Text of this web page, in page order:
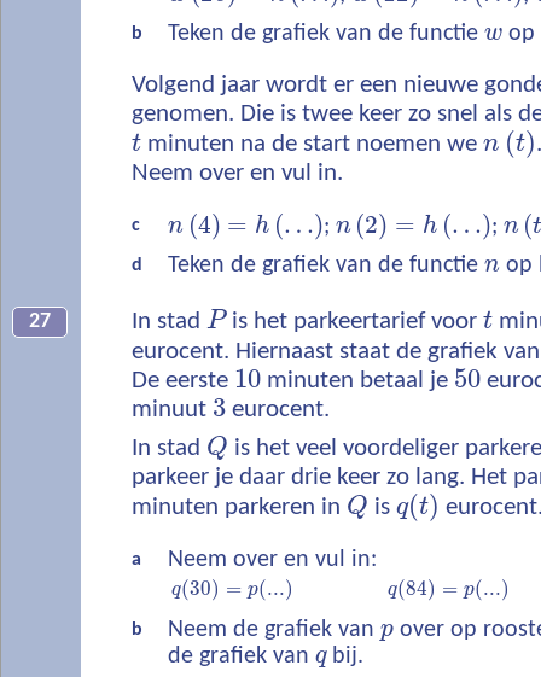
b Teken de grafiek van de functie w op
Volgend jaar wordt er een nieuwe
genomen. Die is twee keer zo snel als
t minuten na de start noemen we n (t)
Neem over en vul in.
c n (4) = h (…); n (2) = h (…); n (
d Teken de grafiek van de functie n op
27 In stad Pis het parkeertarief voort
eurocent. Hiernaast staat de grafiek
De eerste 10 minuten betaal je 50
minuut 3 eurocent.
In stad Q is het veel voordeliger
parkeer je daar drie keer zo lang. Het
minuten parkeren in Q is q(t)
a Neem over en vul in:
q(30) = p(...) q(84) = p(...)
b Neem de grafiek van p over op
de grafiek van qbij.